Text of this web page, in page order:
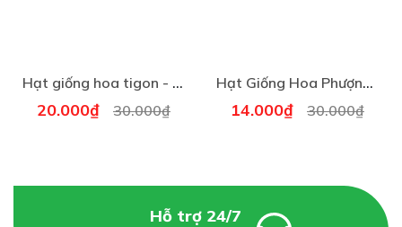
–Hạt giống hoa Hoàng Anh
đang được bán tại cửa
Đắt sạch trồng rau
khay
Hạt giống hoa tigon - Gói 5 hạt - khá dễ trồng và có thể thích nghi tốt với nhiều điều kiện khí hậu
20.000₫ 30.000₫
Hạt Giống Hoa Phượng Vàng
14.000₫ 30.000₫
Hỗ trợ 24/7